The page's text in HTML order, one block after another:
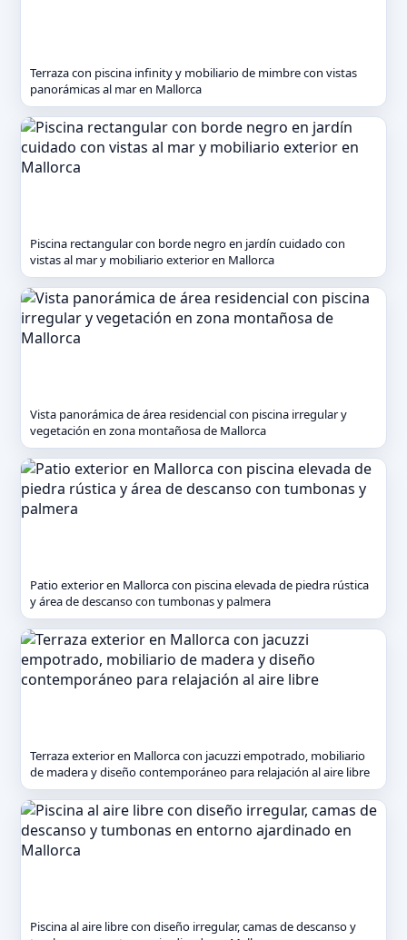
Terraza con piscina infinity y mobiliario de mimbre con vistas
panorámicas al mar en Mallorca
Piscina rectangular con borde negro en jardín cuidado con
vistas al mar y mobiliario exterior en Mallorca
Vista panorámica de área residencial con piscina irregular y
vegetación en zona montañosa de Mallorca
Patio exterior en Mallorca con piscina elevada de piedra rústica
y área de descanso con tumbonas y palmera
Terraza exterior en Mallorca con jacuzzi empotrado, mobiliario
de madera y diseño contemporáneo para relajación al aire libre
Piscina al aire libre con diseño irregular, camas de descanso y